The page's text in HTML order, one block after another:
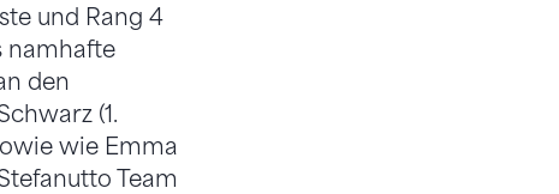
und Rang 4
namhafte
den
(1.
wie Emma
Team